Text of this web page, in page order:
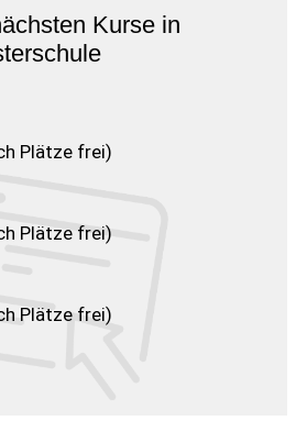
Kurse in
Plätze frei)
Plätze frei)
Plätze frei)